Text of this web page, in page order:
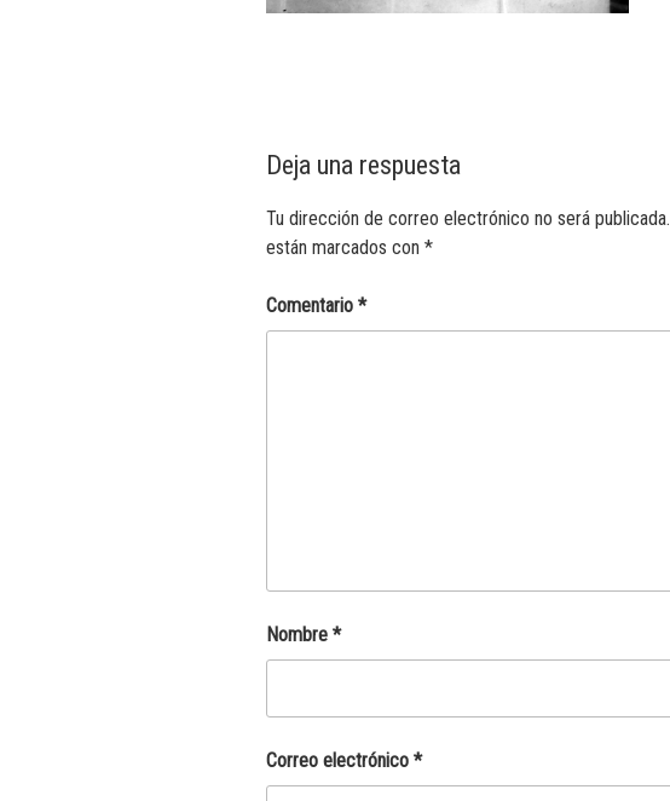
Deja una respuesta
Tu dirección de correo electrónico no será publicada.
están marcados con *
Comentario *
Nombre *
Correo electrónico *